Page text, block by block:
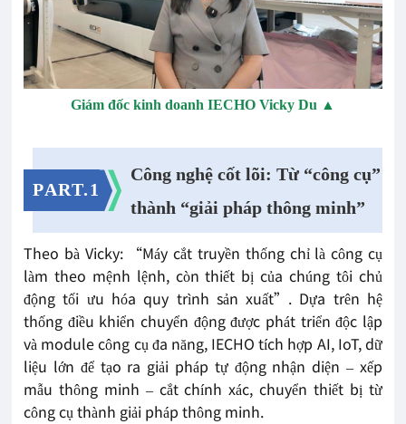
Giám đốc kinh doanh IECHO Vicky Du ▲
PART.1
Công nghệ cốt lõi: Từ “công cụ”
thành “giải pháp thông minh”
Theo bà Vicky: “Máy cắt truyền thống chỉ là công cụ
làm theo mệnh lệnh, còn thiết bị của chúng tôi chủ
động tối ưu hóa quy trình sản xuất”. Dựa trên hệ
thống điều khiển chuyển động được phát triển độc lập
và module công cụ đa năng, IECHO tích hợp AI, IoT, dữ
liệu lớn để tạo ra giải pháp tự động nhận diện – xếp
mẫu thông minh – cắt chính xác, chuyển thiết bị từ
công cụ thành giải pháp thông minh.